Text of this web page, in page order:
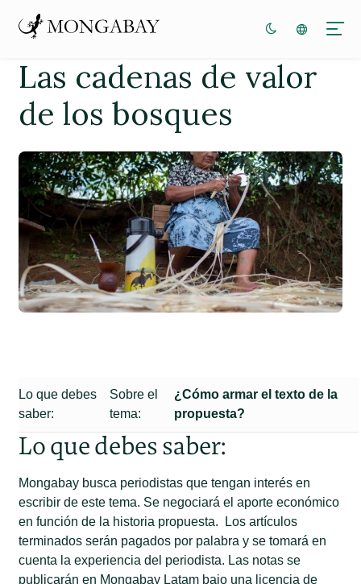
Las cadenas de valor
de los bosques
Lo que debes
saber:
Sobre el
tema:
¿Cómo armar el texto de la
propuesta?
Lo que debes saber:
Mongabay busca periodistas que tengan interés en
escribir de este tema. Se negociará el aporte económico
en función de la historia propuesta. Los artículos
terminados serán pagados por palabra y se tomará en
cuenta la experiencia del periodista. Las notas se
publicarán en Mongabay Latam bajo una licencia de